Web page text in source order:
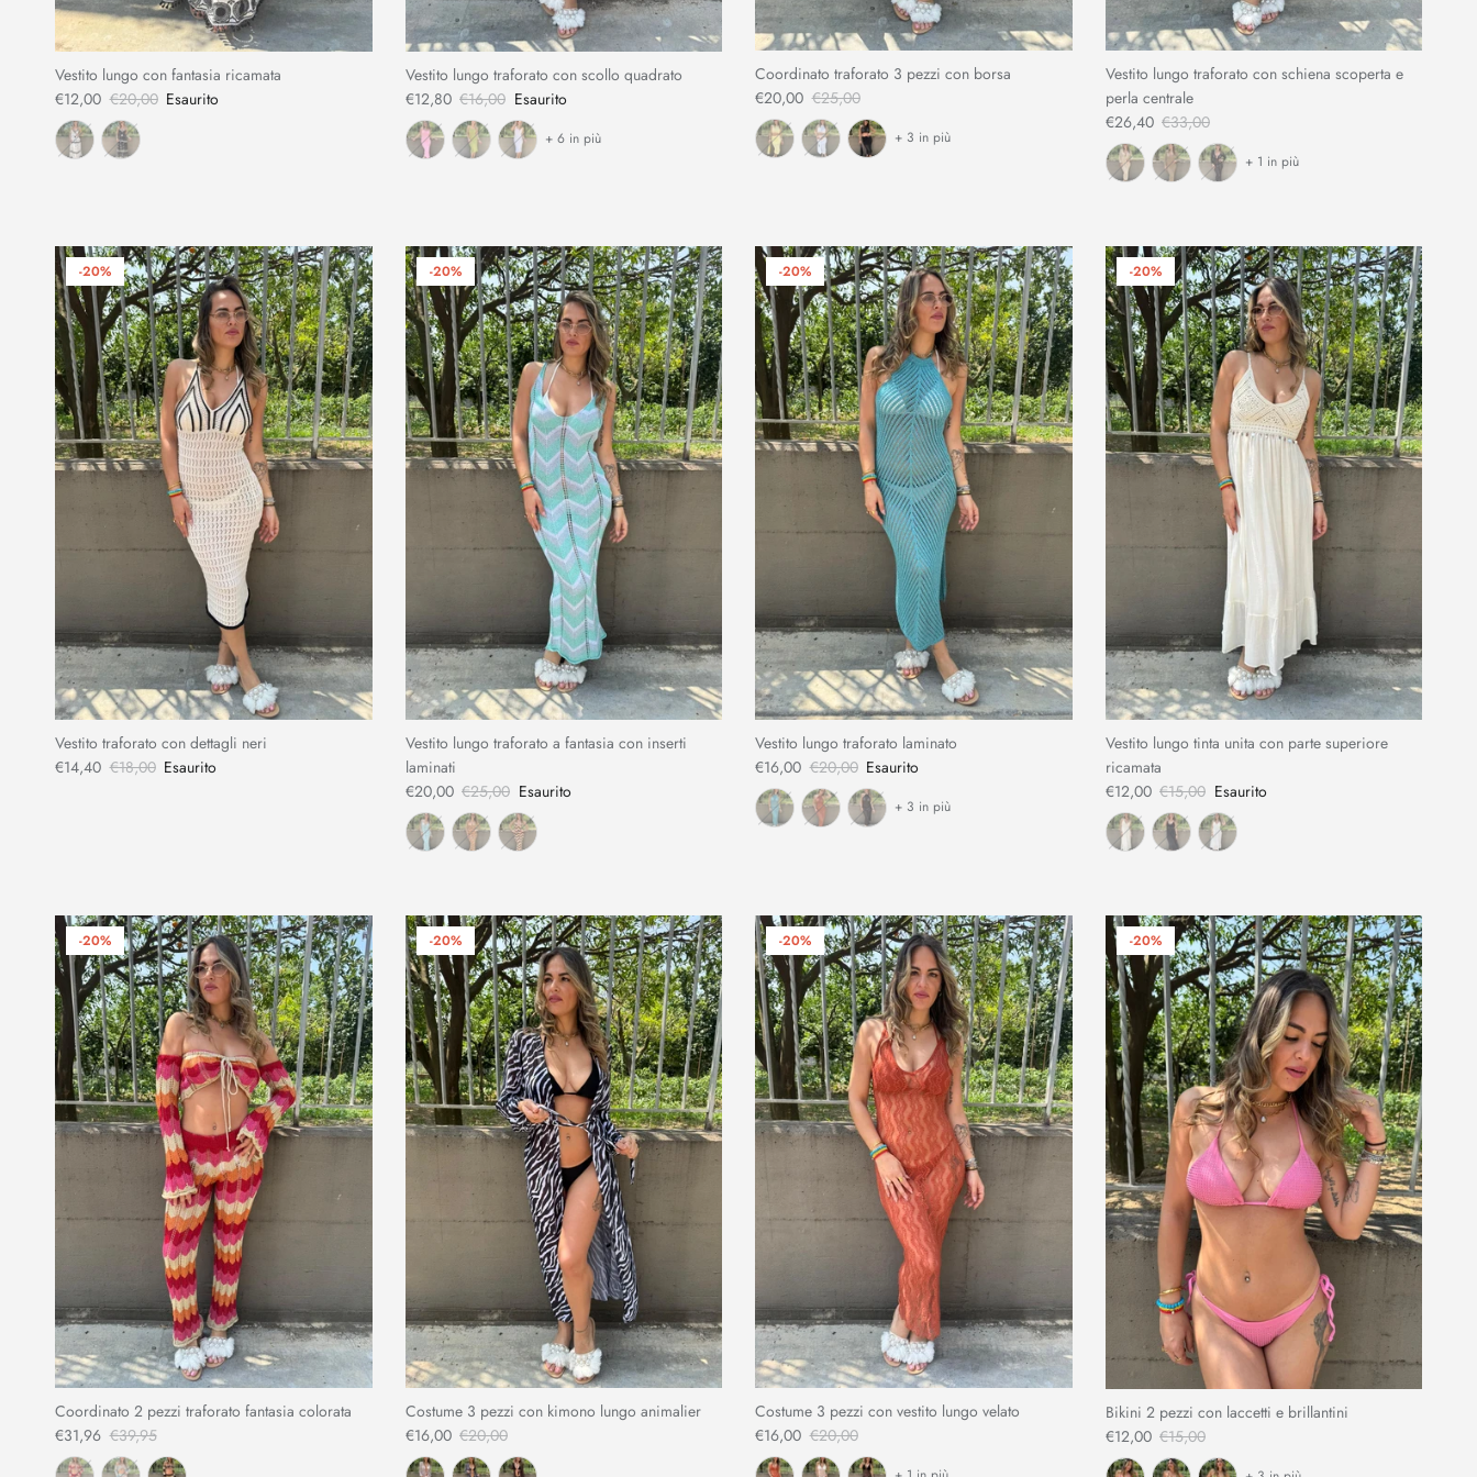
Vestito lungo con fantasia ricamata
€12,00 €20,00 Esaurito
Vestito lungo traforato con scollo quadrato
€12,80 €16,00 Esaurito
+ 6 in più
Coordinato traforato 3 pezzi con borsa
€20,00 €25,00
+ 3 in più
Vestito lungo traforato con schiena scoperta e
perla centrale
€26,40 €33,00
+ 1 in più
-20%
Vestito traforato con dettagli neri
€14,40 €18,00 Esaurito
-20%
Vestito lungo traforato a fantasia con inserti
laminati
€20,00 €25,00 Esaurito
-20%
Vestito lungo traforato laminato
€16,00 €20,00 Esaurito
+ 3 in più
-20%
Vestito lungo tinta unita con parte superiore
ricamata
€12,00 €15,00 Esaurito
-20%
Coordinato 2 pezzi traforato fantasia colorata
€31,96 €39,95
-20%
Costume 3 pezzi con kimono lungo animalier
€16,00 €20,00
-20%
Costume 3 pezzi con vestito lungo velato
€16,00 €20,00
-20%
Bikini 2 pezzi con laccetti e brillantini
€12,00 €15,00